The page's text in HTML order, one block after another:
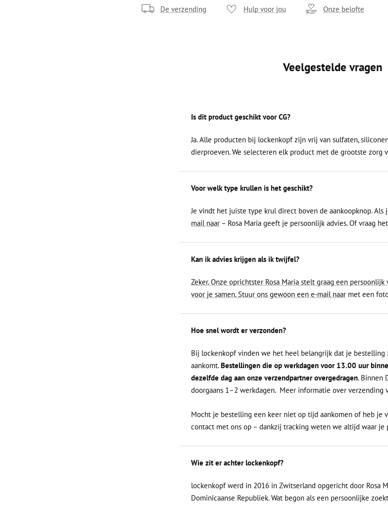
De verzending Hulp voor jou Onze belofte
Veelgestelde vragen
Is dit product geschikt voor CG?
Ja. Alle producten bij lockenkopf zijn vrij van sulfaten,
dierproeven. We selecteren elk product met de grootste zorg
Voor welk type krullen is het geschikt?
Je vindt het juiste type krul direct boven de aankoopknop.
mail naar – Rosa Maria geeft je persoonlijk advies. Of vraag
Kan ik advies krijgen als ik twijfel?
Zeker. Onze oprichtster Rosa Maria stelt graag een
voor je samen. Stuur ons gewoon een e-mail naar met een
Hoe snel wordt er verzonden?
Bij lockenkopf vinden we het heel belangrijk dat je
aankomt. Bestellingen die op werkdagen voor 13.00 uur
dezelfde dag aan onze verzendpartner overgedragen. Binnen
doorgaans 1–2 werkdagen. Meer informatie over verzending
Mocht je bestelling een keer niet op tijd aankomen of heb je
contact met ons op – dankzij tracking weten we altijd waar je
Wie zit er achter lockenkopf?
lockenkopf werd in 2016 in Zwitserland opgericht door Rosa
Dominicaanse Republiek. Wat begon als een persoonlijke